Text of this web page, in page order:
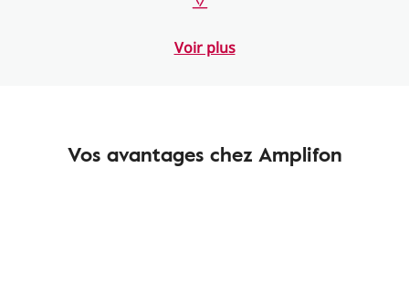
Voir plus
Vos avantages chez Amplifon